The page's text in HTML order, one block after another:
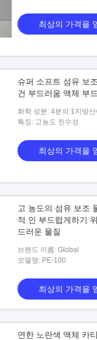
성 염료로 염색 된 직
비누 분말
을 얻으세요
최상의 가격을
슈퍼 소프트 섬유 보
건 부드러움 액체 부
화학 성분: 4분의 1지방
특징: 고농도 친수성
최상의 가격을
고 농도의 섬유 보조
적 인 부드럽게하기
드러운 물질
브랜드 이름: Global
모델명: PE-100
최상의 가격을
연한 노란색 액체 카